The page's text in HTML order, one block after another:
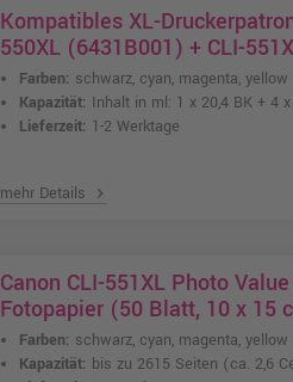
Kompatibles XL-
550XL (6431B001) + CLI-
Farben: schwarz, cyan, magenta, yellow
Kapazität: Inhalt in ml: 1 x 20,4 BK + 4 x
Lieferzeit: 1-2 Werktage
mehr Details chevron_right
Canon CLI-551XL Photo
Fotopapier (50 Blatt, 10 x 15
Farben: schwarz, cyan, magenta, yellow
Kapazität: bis zu 2615 Seiten (ca. 2,6